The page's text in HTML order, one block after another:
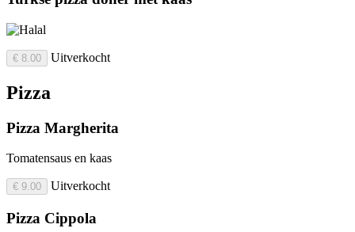
€ 8.00 Uitverkocht
Pizza
Pizza Margherita
Tomatensaus en kaas
€ 9.00 Uitverkocht
Pizza Cippola